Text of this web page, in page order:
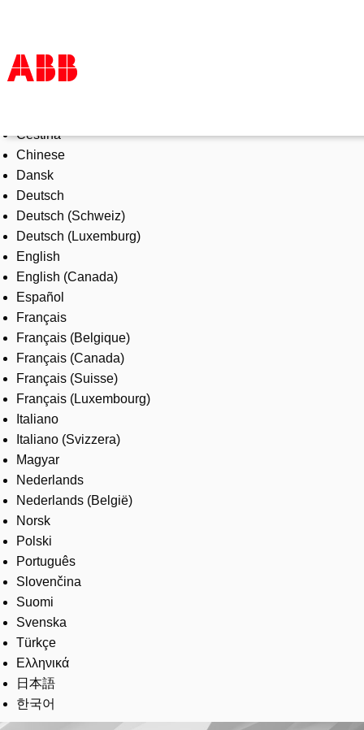
Products & Solutions
Industries
Services
About us
Where to buy
Contact us
Careers
Čeština
Chinese
Dansk
Deutsch
Deutsch (Schweiz)
Deutsch (Luxemburg)
English
English (Canada)
Español
Français
Français (Belgique)
Français (Canada)
Français (Suisse)
Français (Luxembourg)
Italiano
Italiano (Svizzera)
Magyar
Nederlands
Nederlands (België)
Norsk
Polski
Português
Slovenčina
Suomi
Svenska
Türkçe
Ελληνικά
日本語
한국어